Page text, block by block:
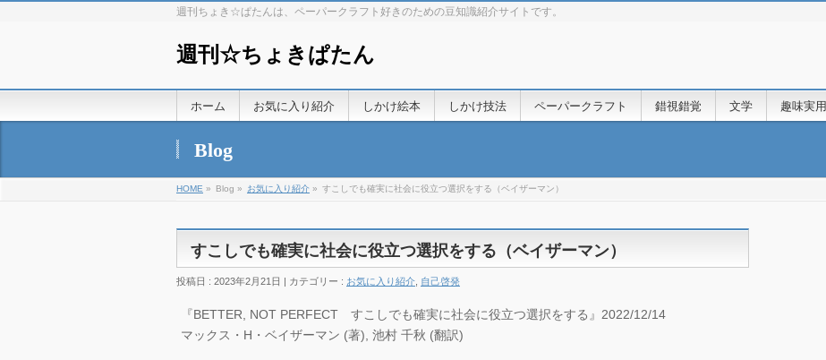
週刊ちょき☆ぱたんは、ペーパークラフト好きのための豆知識紹介サイトです。
週刊☆ちょきぱたん
ホーム お気に入り紹介 しかけ絵本 しかけ技法 ペーパークラフト 錯視錯覚 文学 趣味実用
Blog
HOME » Blog » お気に入り紹介 » すこしでも確実に社会に役立つ選択をする（ベイザーマン）
すこしでも確実に社会に役立つ選択をする（ベイザーマン）
投稿日 : 2023年2月21日 | カテゴリー : お気に入り紹介 自己啓発
『BETTER, NOT PERFECT すこしでも確実に社会に役立つ選択をする』2022/12/14
マックス・H・ベイザーマン (著), 池村 千秋 (翻訳)